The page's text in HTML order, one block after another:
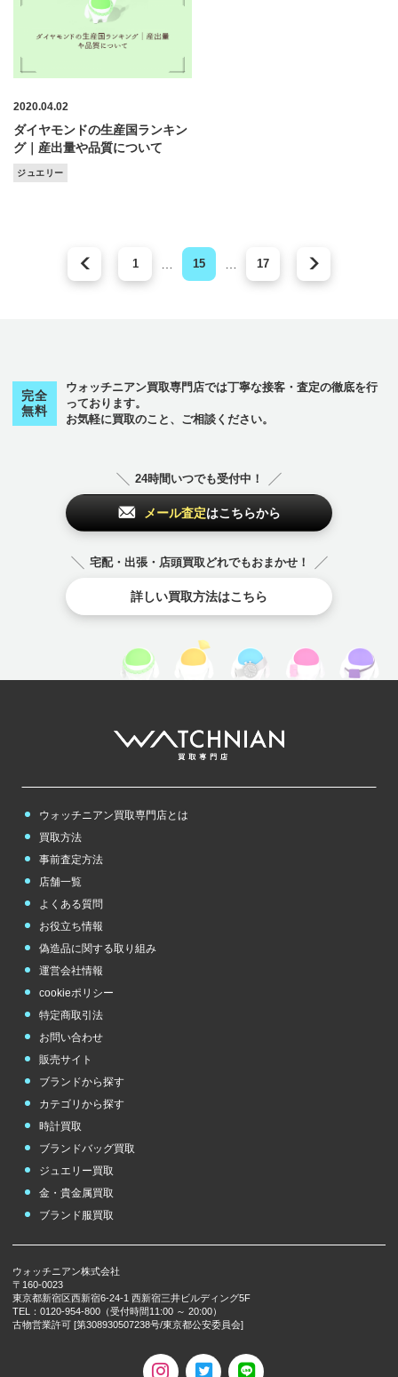
2020.04.02
ダイヤモンドの生産国ランキン
グ｜産出量や品質について
ジュエリー
1 … 15 … 17
完全
無料
ウォッチニアン買取専門店では丁寧な接客・査定の徹底を行
っております。
お気軽に買取のこと、ご相談ください。
24時間いつでも受付中！
メール査定はこちらから
宅配・出張・店頭買取どれでもおまかせ！
詳しい買取方法はこちら
ウォッチニアン買取専門店とは
買取方法
事前査定方法
店舗一覧
よくある質問
お役立ち情報
偽造品に関する取り組み
運営会社情報
cookieポリシー
特定商取引法
お問い合わせ
販売サイト
ブランドから探す
カテゴリから探す
時計買取
ブランドバッグ買取
ジュエリー買取
金・貴金属買取
ブランド服買取
ウォッチニアン株式会社
〒160-0023
東京都新宿区西新宿6-24-1 西新宿三井ビルディング5F
TEL：0120-954-800（受付時間11:00 ～ 20:00）
古物営業許可 [第308930507238号/東京都公安委員会]